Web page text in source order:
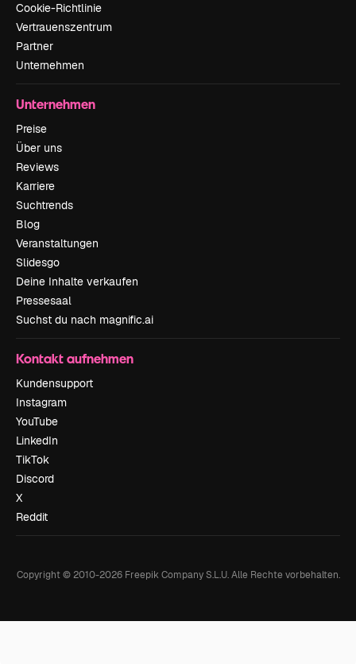
Cookie-Richtlinie
Vertrauenszentrum
Partner
Unternehmen
Unternehmen
Preise
Über uns
Reviews
Karriere
Suchtrends
Blog
Veranstaltungen
Slidesgo
Deine Inhalte verkaufen
Pressesaal
Suchst du nach magnific.ai
Kontakt aufnehmen
Kundensupport
Instagram
YouTube
LinkedIn
TikTok
Discord
X
Reddit
Copyright © 2010-2026Freepik Company S.L.U. Alle Rechte vorbehalten.